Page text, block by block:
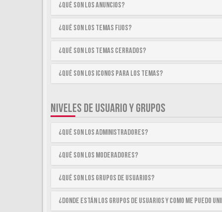
¿Qué son los anuncios?
¿Qué son los temas fijos?
¿Qué son los temas cerrados?
¿Qué son los iconos para los temas?
NIVELES DE USUARIO Y GRUPOS
¿Qué son los Administradores?
¿Qué son los Moderadores?
¿Qué son los Grupos de Usuarios?
¿Donde están los Grupos de Usuarios y como me puedo